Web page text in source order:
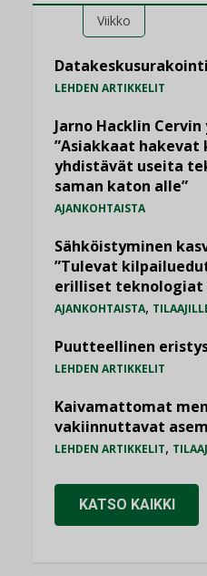
Viikko
LEHDEN ARTIKKELIT
Jarno Hacklin
”Asiakkaat
yhdistävät useita
saman katon alle”
AJANKOHTAISTA
Sähköistyminen
”Tulevat
erilliset teknologiat
AJANKOHTAISTA,
Puutteellinen
LEHDEN ARTIKKELIT
Kaivamattomat
vakiinnuttavat
LEHDEN ARTIKKELIT,
KATSO KAIKKI